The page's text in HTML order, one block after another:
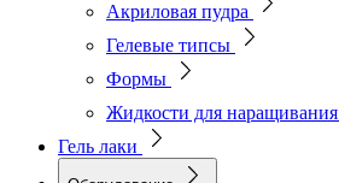
Акриловая пудра
Гелевые типсы
Формы
Жидкости для наращивания
Гель лаки